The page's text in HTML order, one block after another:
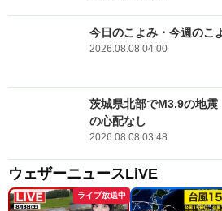
今日のこよみ・今週のこ
2026.08.08 04:00
茨城県北部でM3.9の地
の心配なし
2026.08.08 03:48
ウェザーニュースLiVE
ライブ放送中